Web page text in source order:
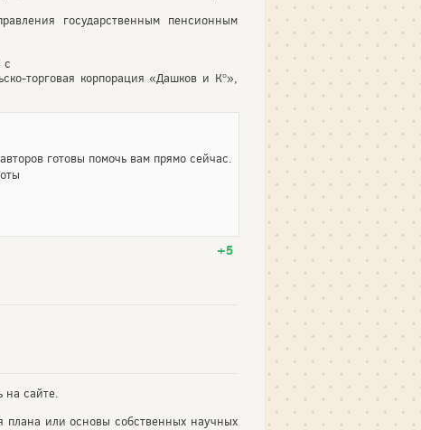
государственным пенсионным
с
торговая корпорация «Дашков и К°»,
готовы помочь вам прямо сейчас.
+5
на сайте.
плана или основы собственных научных